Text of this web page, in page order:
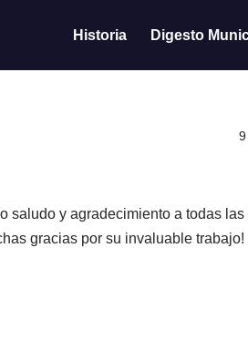
Historia Digesto
saludo y agradecimiento a todas
gracias por su invaluable trabajo!